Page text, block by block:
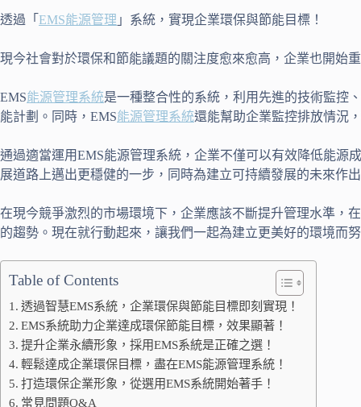
透過「 EMS能源管理 」系統，實現企業環保與節能目標！
現今社會對於環保和節能議題的關注度愈來愈高，企業也開始
EMS能源管理系統是一種整合性的系統，利用先進的技術監控
能計劃。同時，EMS能源管理系統還能幫助企業監控排放情況
通過適當運用EMS能源管理系統，企業不僅可以有效降低能源
展道路上邁出更穩健的一步，同時為建立可持續發展的未來作出
在現今競爭激烈的市場環境下，企業應該不斷提升管理水準，
的趨勢。現在就行動起來，讓我們一起為建立更美好的環境而努
Table of Contents
透過智慧EMS系統，企業環保與節能目標即刻實現！
EMS系統助力企業達成環保節能目標，效果顯著！
提升企業永續形象，採用EMS系統是正確之選！
輕鬆達成企業環保目標，盡在EMS能源管理系統！
打造環保企業形象，從選用EMS系統開始著手！
常見問題Q&A